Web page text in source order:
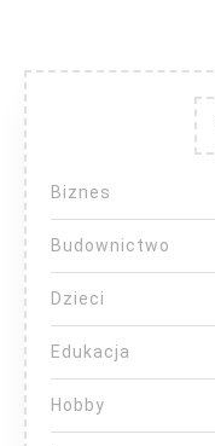
Biznes
Budownictwo
Dzieci
Edukacja
Hobby